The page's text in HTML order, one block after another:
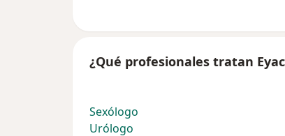
¿Qué profesionales tratan
Sexólogo
Urólogo